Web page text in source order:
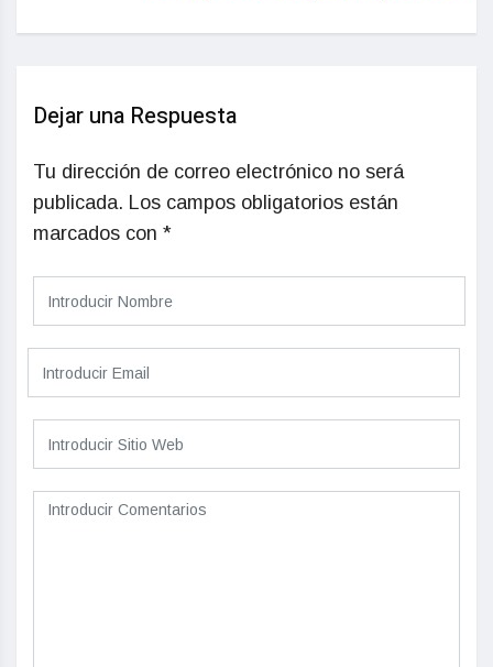
Dejar una Respuesta
Tu dirección de correo electrónico no será
publicada. Los campos obligatorios están
marcados con *